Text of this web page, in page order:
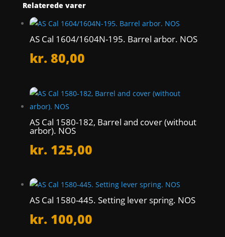
Relaterede varer
AS Cal 1604/1604N-195. Barrel arbor. NOS
kr. 80,00
AS Cal 1580-182, Barrel and cover (without
arbor). NOS
kr. 125,00
AS Cal 1580-445. Setting lever spring. NOS
kr. 100,00